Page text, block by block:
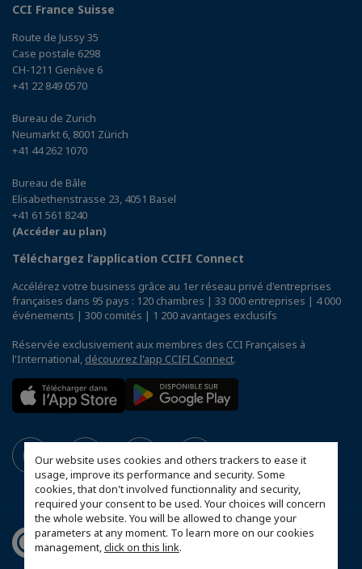
Our website uses cookies and others trackers to ease it
usage, improve its performance and security. Some
cookies, that don't involved functionnality and security,
required your consent to be used. Your choices will concern
the whole website. You will be allowed to change your
parameters at any moment. To learn more on our cookies
management,click on this link.
CCI France Suisse
Route de Jussy 35
Case postale 6298
CH-1211 Genève 6
+41 22 849 0570
Bureau de Zurich
Neumarkt 6, 8001 Zürich
+41 44 262 1070
Bureau de Bâle
Elisabethenstrasse 23, 4051 Basel
+41 61 561 8240
(Accéder au plan)
Téléchargez l’application CCIFI Connect
Accélérez votre business grâce au 1er réseau privé d'entreprises
françaises dans 95 pays : 120 chambres | 33 000 entreprises | 4 000
événements | 300 comités | 1 200 avantages exclusifs
Réservée exclusivement aux membres des CCI Françaises à
l'International, découvrez l'app CCIFI Connect.